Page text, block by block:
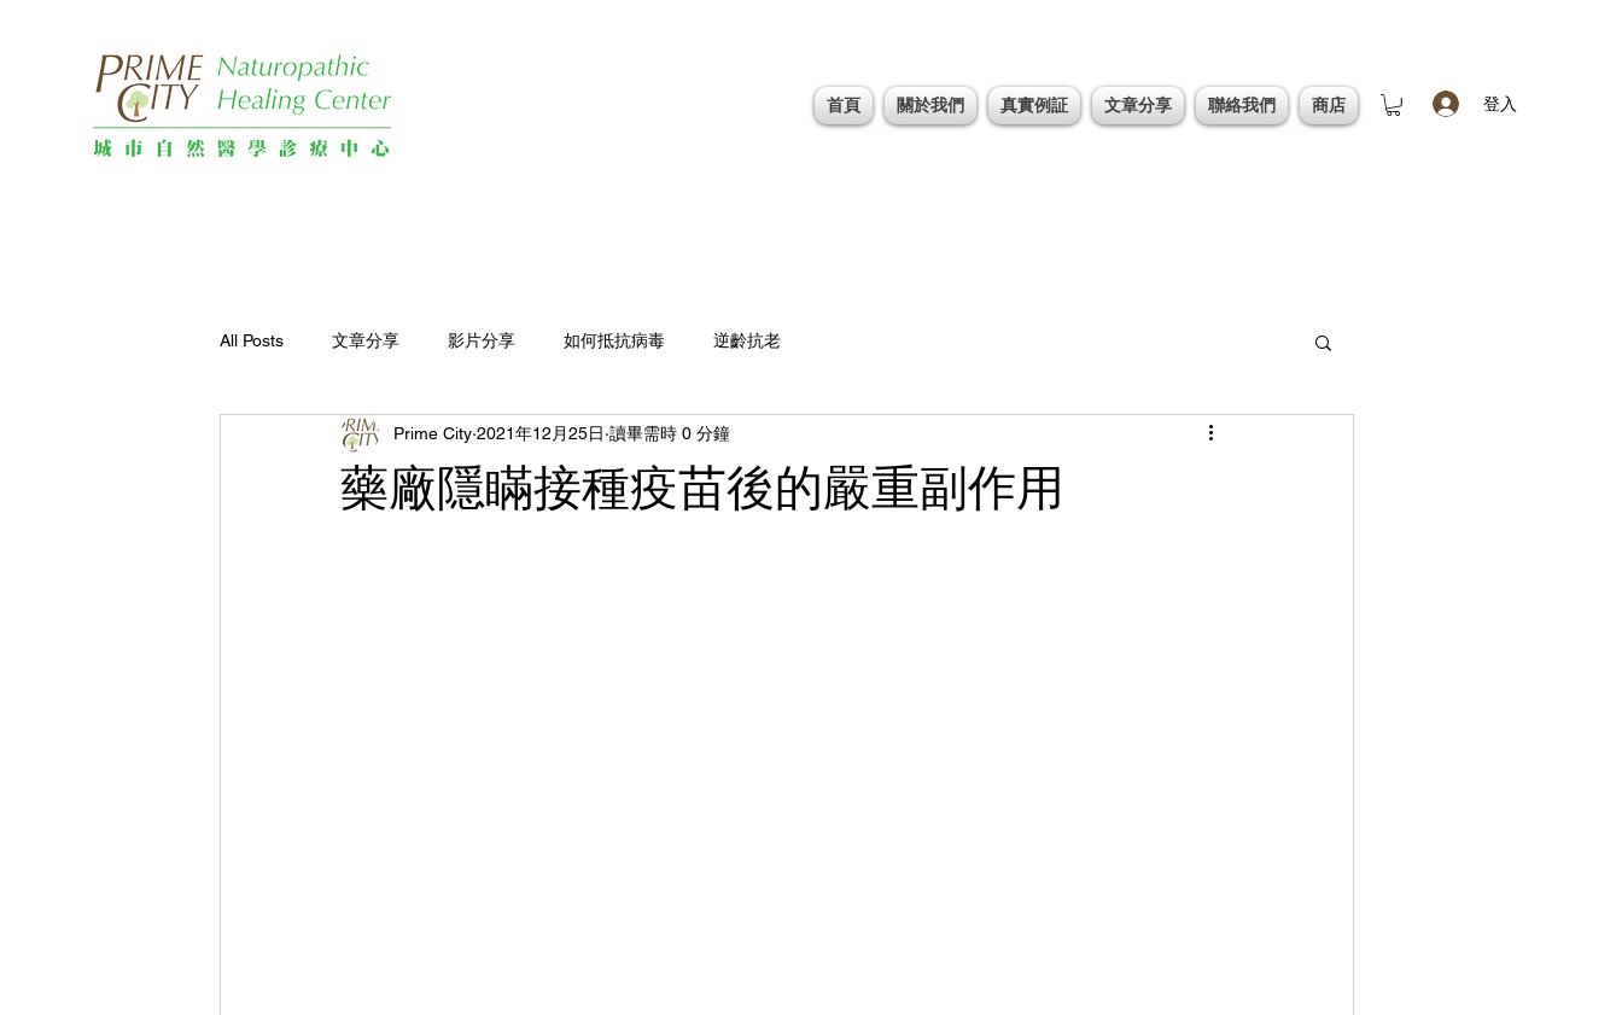
首頁 關於我們 真實例証 文章分享 聯絡我們 商店 登入
All Posts 文章分享 影片分享 如何抵抗病毒 逆齡抗老
藥廠隱瞞接種疫苗後的嚴重副作用
Prime City 2021年12月25日 讀畢需時 0 分鐘